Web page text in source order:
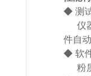
◆ 测
仪
件自
◆ 软
粉